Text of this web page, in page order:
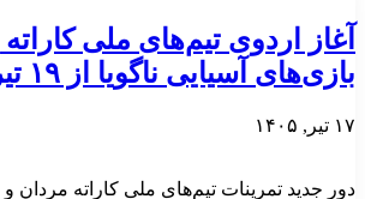
آغاز اردوی تیم‌های ملی
بازی‌های آسیایی ناگویا از ۱۹ تیرماه
۱۷ تیر, ۱۴۰۵
دور جدید تمرینات تیم‌های ملی کاراته مردان و